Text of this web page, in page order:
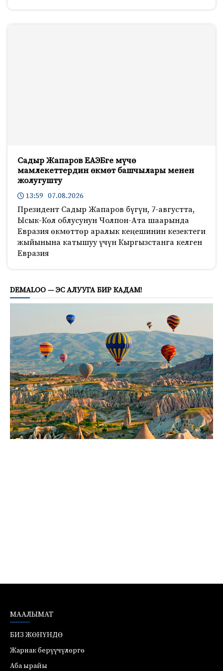
Садыр Жапаров ЕАЭБге мүчө
мамлекеттердин өкмөт башчылары менен
жолугушту
13:59 07.08.2026
Президент Садыр Жапаров бүгүн, 7-августта,
Ысык-Көл облусунун Чолпон-Ата шаарында
Евразия өкмөттөр аралык кеңешинин кезектеги
жыйынына катышуу үчүн Кыргызстанга келген
Евразия
DEMALOO — ЭС АЛУУГА БИР КАДАМ!
МААЛЫМАТ
БИЗ ЖӨНҮНДӨ
Жарнак берүүчүлөргө
Аба ырайы